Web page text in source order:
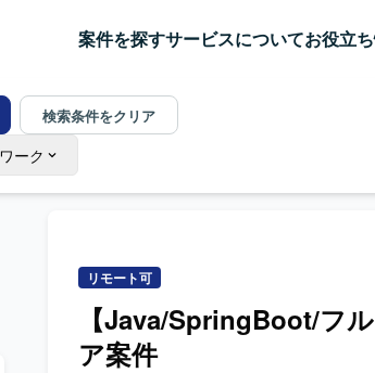
案件を探すサービスについてお役立
検索条件をクリア
ーク
リモート可
【Java/SpringBoot/フ
ア案件